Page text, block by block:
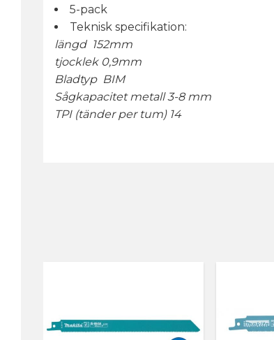
5-pack
Teknisk specifikation:
längd 152mm
tjocklek 0,9mm
Bladtyp BIM
Sågkapacitet metall 3-8 mm
TPI (tänder per tum) 14